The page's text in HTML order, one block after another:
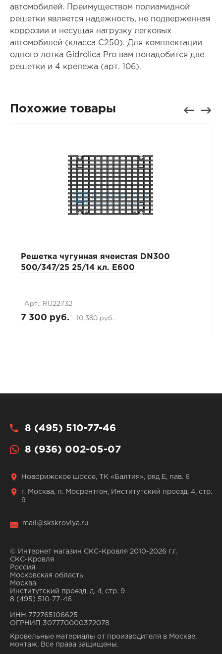
автомобилей. Преимуществом полиамидной
решетки является надежность, не подверженная
коррозии и несущая нагрузку легковых
автомобилей (класса С250). Для комплектации
одного лотка Gidrolica Pro вам понадобится две
решетки и 4 крепежа (арт. 106).
Похожие товары
Решетка чугунная ячеистая DN300
500/347/25 25/14 кл. Е600
Арт.: RU22732
7 300 руб. 10 380 руб.
8 (495) 510-77-46
8 (936) 002-05-07
Новорижское шоссе, ТК «Балтия», ряд Е, пав. 6
г. Москва, п. Мосрентген, Институтский проезд, 4, стр.
9
mail@skskrovlya.ru
© Интернет магазин СКС-Кровля 2010-2026 г.г.
СКС-Кровля
Россия
Московская область
Москва
Институтский проезд, д. 4, стр. 9
8 (495) 510-77-46
ИНН 772765106625
ОГРНИП 307770000372078
Кровельные материалы от производителя в Москве,
монтаж. Все права защищены.